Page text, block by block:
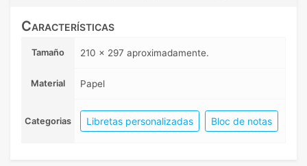
Características
Tamaño 210 x 297 aproximadamente.
Material Papel
Categorias Libretas personalizadas Bloc de notas